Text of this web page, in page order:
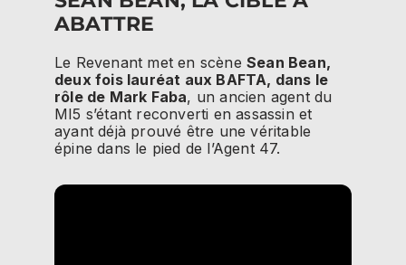
ABATTRE
Le Revenant met en scène Sean Bean,
deux fois lauréat aux BAFTA, dans le
rôle de Mark Faba, un ancien agent du
MI5 s’étant reconverti en assassin et
ayant déjà prouvé être une véritable
épine dans le pied de l’Agent 47.